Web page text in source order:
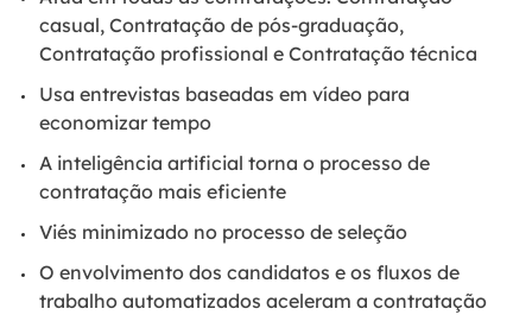
casual, Contratação de pós-graduação,
Contratação profissional e Contratação técnica
Usa entrevistas baseadas em vídeo para
economizar tempo
A inteligência artificial torna o processo de
contratação mais eficiente
Viés minimizado no processo de seleção
O envolvimento dos candidatos e os fluxos de
trabalho automatizados aceleram a contratação